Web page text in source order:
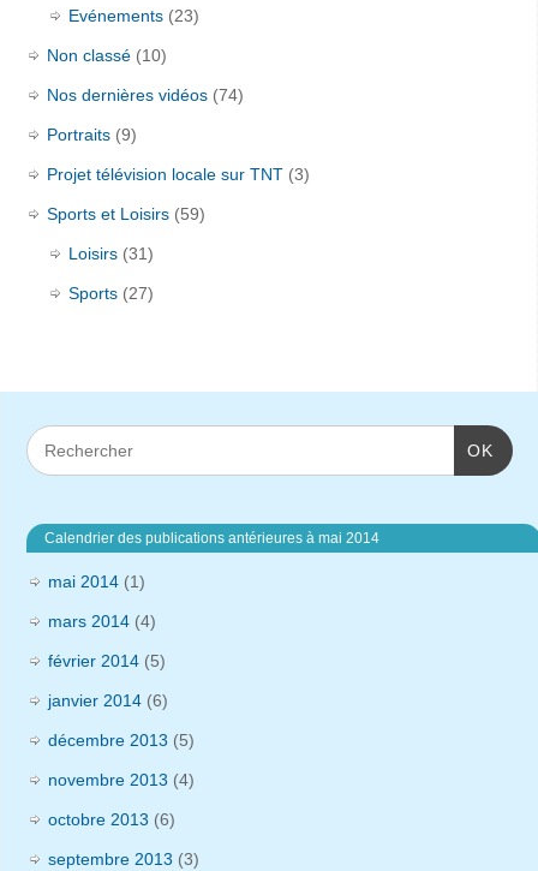
Evénements (23)
Non classé (10)
Nos dernières vidéos (74)
Portraits (9)
Projet télévision locale sur TNT (3)
Sports et Loisirs (59)
Loisirs (31)
Sports (27)
OK
Calendrier des publications antérieures à mai 2014
mai 2014 (1)
mars 2014 (4)
février 2014 (5)
janvier 2014 (6)
décembre 2013 (5)
novembre 2013 (4)
octobre 2013 (6)
septembre 2013 (3)